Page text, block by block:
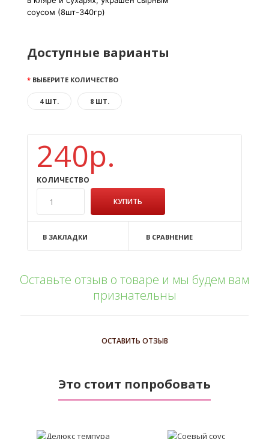
соусом (8шт-340гр)
Доступные варианты
ВЫБЕРИТЕ КОЛИЧЕСТВО
4 ШТ. 8 ШТ.
240р.
КОЛИЧЕСТВО
В ЗАКЛАДКИ В СРАВНЕНИЕ
Оставьте отзыв о товаре и мы будем вам
признательны
ОСТАВИТЬ ОТЗЫВ
Это стоит попробовать